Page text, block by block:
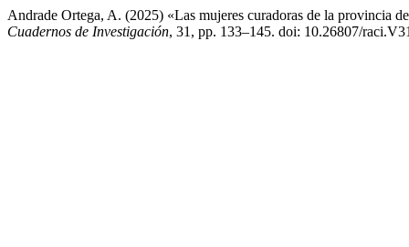
Andrade Ortega, A. (2025) «Las mujeres curadoras de la provincia
Cuadernos de Investigación, 31, pp. 133–145. doi: 10.26807/